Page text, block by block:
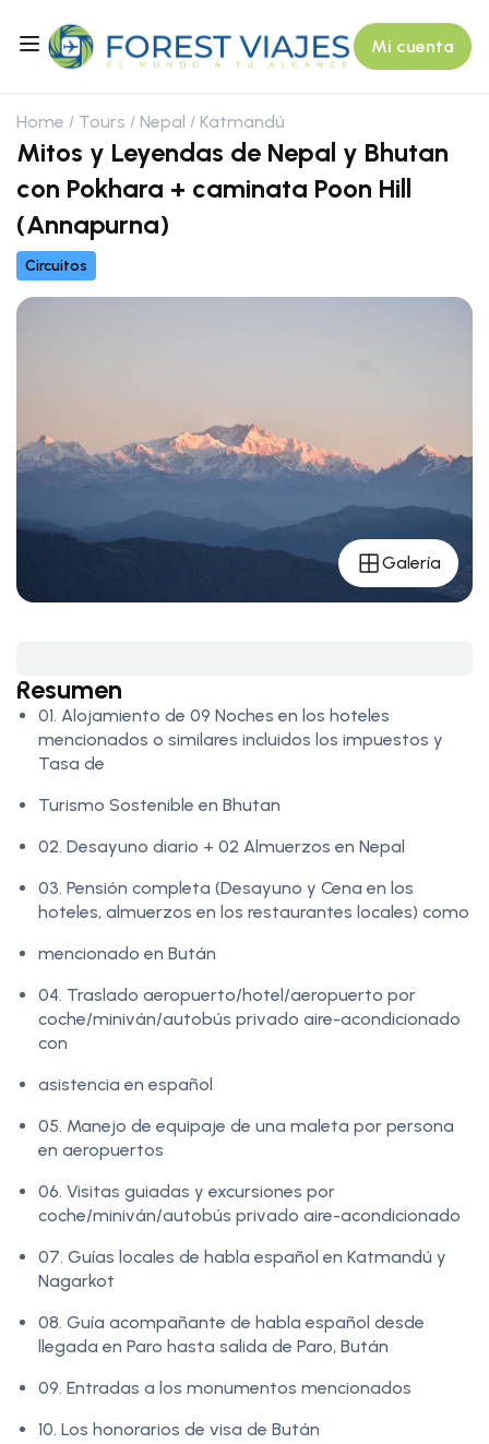
Mi cuenta
Home Tours Nepal Katmandú
Mitos y Leyendas de Nepal y Bhutan
con Pokhara + caminata Poon Hill
(Annapurna)
Circuitos
Galería
Resumen
01. Alojamiento de 09 Noches en los hoteles
mencionados o similares incluidos los impuestos y
Tasa de
Turismo Sostenible en Bhutan
02. Desayuno diario + 02 Almuerzos en Nepal
03. Pensión completa (Desayuno y Cena en los
hoteles, almuerzos en los restaurantes locales) como
mencionado en Bután
04. Traslado aeropuerto/hotel/aeropuerto por
coche/miniván/autobús privado aire-acondicionado
con
asistencia en español
05. Manejo de equipaje de una maleta por persona
en aeropuertos
06. Visitas guiadas y excursiones por
coche/miniván/autobús privado aire-acondicionado
07. Guías locales de habla español en Katmandú y
Nagarkot
08. Guía acompañante de habla español desde
llegada en Paro hasta salida de Paro, Bután
09. Entradas a los monumentos mencionados
10. Los honorarios de visa de Bután